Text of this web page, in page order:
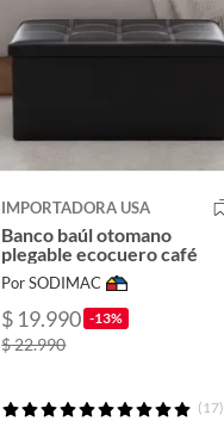
IMPORTADORA USA
Banco baúl otomano
plegable ecocuero café
Por SODIMAC
$ 19.990 -13%
$ 22.990
(17)